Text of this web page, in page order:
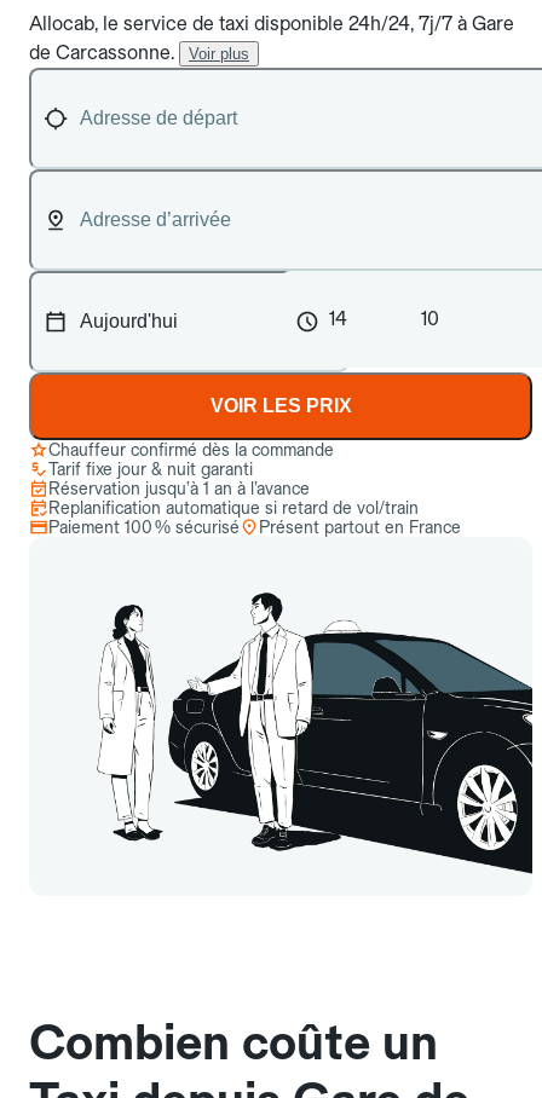
Allocab, le service de taxi disponible 24h/24, 7j/7 à Gare
de Carcassonne.
Voir plus
14 10
VOIR LES PRIX
Chauffeur confirmé dès la commande
Tarif fixe jour & nuit garanti
Réservation jusqu’à 1 an à l’avance
Replanification automatique si retard de vol/train
Paiement 100 % sécurisé
Présent partout en France
Combien coûte un